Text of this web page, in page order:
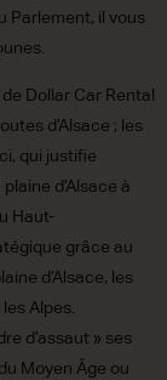
Parlement, il vous
Dollar Car Rental
d’Alsace ; les
qui justifie
d’Alsace à
Haut-
grâce au
d’Alsace, les
Alpes.
d’assaut » ses
Moyen Âge ou